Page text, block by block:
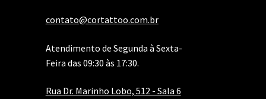
contato@cortattoo.com.br
Atendimento de Segunda à Sexta-
Feira das 09:30 às 17:30.
Rua Dr. Marinho Lobo, 512 - Sala 6